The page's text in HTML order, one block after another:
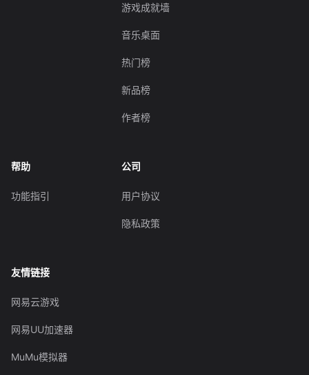
游戏成就墙
音乐桌面
热门榜
新品榜
作者榜
帮助
功能指引
公司
用户协议
隐私政策
友情链接
网易云游戏
网易UU加速器
MuMu模拟器